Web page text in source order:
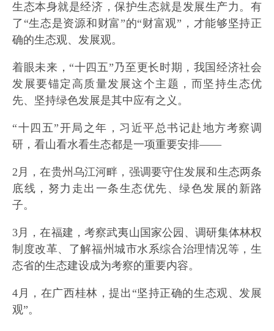
生态本身就是经济，保护生态就是发展生产力。有
了“生态是资源和财富”的“财富观”，才能够坚持正
确的生态观、发展观。
着眼未来，“十四五”乃至更长时期，我国经济社会
发展要锚定高质量发展这个主题，而坚持生态优
先、坚持绿色发展是其中应有之义。
“十四五”开局之年，习近平总书记赴地方考察调
研，看山看水看生态都是一项重要安排——
2月，在贵州乌江河畔，强调要守住发展和生态两条
底线，努力走出一条生态优先、绿色发展的新路
子。
3月，在福建，考察武夷山国家公园、调研集体林权
制度改革、了解福州城市水系综合治理情况等，生
态省的生态建设成为考察的重要内容。
4月，在广西桂林，提出“坚持正确的生态观、发展
观”。